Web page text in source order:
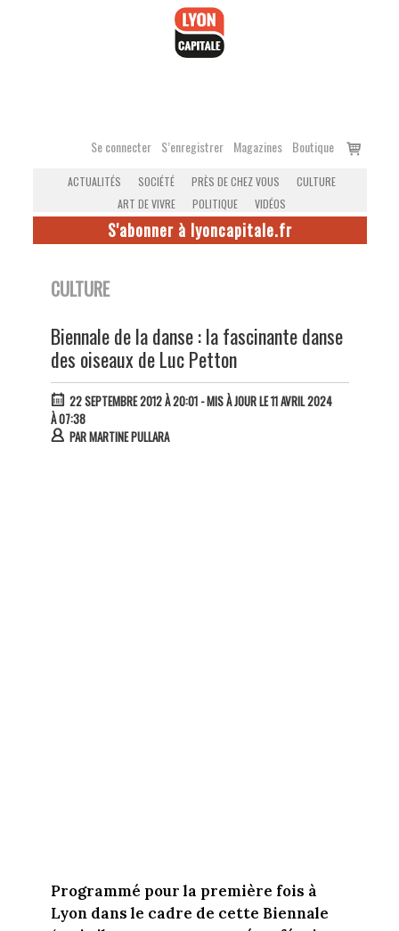
Se connecter S’enregistrer Magazines Boutique
Voir
ACTUALITÉS SOCIÉTÉ PRÈS DE CHEZ VOUS
CULTURE
ART DE VIVRE
POLITIQUE VIDÉOS
S'abonner à lyoncapitale.fr
CULTURE
Biennale de la danse : la fascinante danse
des oiseaux de Luc Petton
22 SEPTEMBRE 2012 À 20:01- MIS À JOUR LE 11 AVRIL 2024
À 07:38
PARMARTINE PULLARA
Programmé pour la première fois à
Lyon dans le cadre de cette Biennale